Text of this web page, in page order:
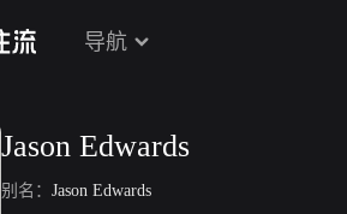
导航
Jason Edwards
别名： Jason Edwards